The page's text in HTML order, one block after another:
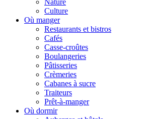
Nature
Culture
Où manger
Restaurants et bistros
Cafés
Casse-croûtes
Boulangeries
Pâtisseries
Crèmeries
Cabanes à sucre
Traiteurs
Prêt-à-manger
Où dormir